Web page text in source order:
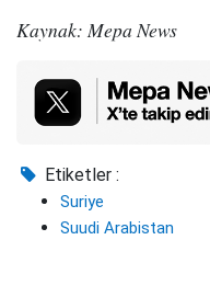
Kaynak: Mepa News
Etiketler :
Suriye
Suudi Arabistan